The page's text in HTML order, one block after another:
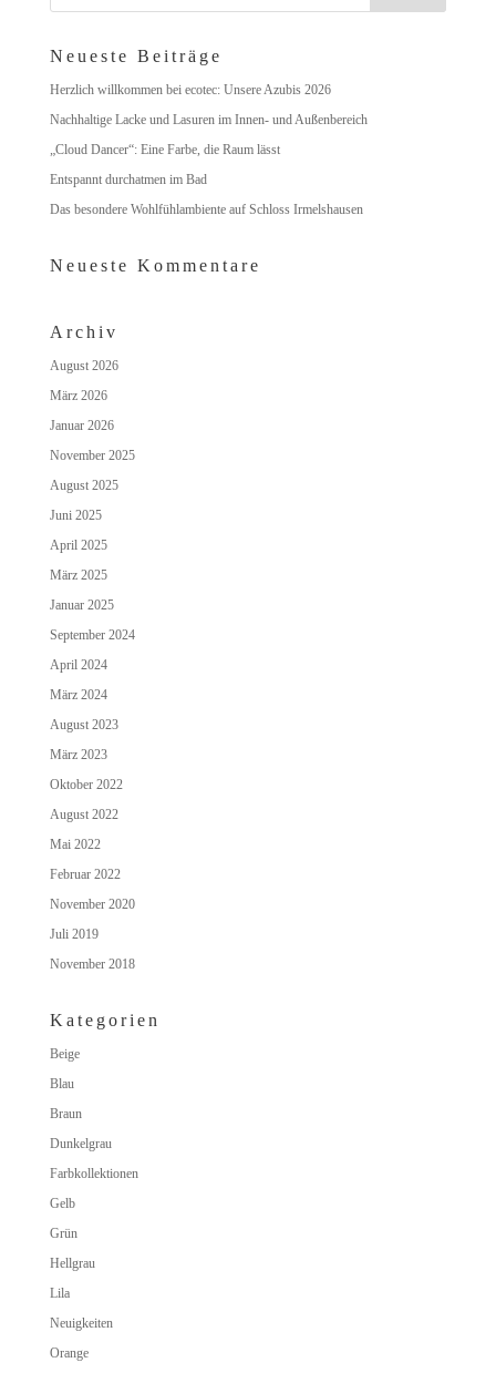
Neueste Beiträge
Herzlich willkommen bei ecotec: Unsere Azubis 2026
Nachhaltige Lacke und Lasuren im Innen- und Außenbereich
„Cloud Dancer“: Eine Farbe, die Raum lässt
Entspannt durchatmen im Bad
Das besondere Wohlfühlambiente auf Schloss Irmelshausen
Neueste Kommentare
Archiv
August 2026
März 2026
Januar 2026
November 2025
August 2025
Juni 2025
April 2025
März 2025
Januar 2025
September 2024
April 2024
März 2024
August 2023
März 2023
Oktober 2022
August 2022
Mai 2022
Februar 2022
November 2020
Juli 2019
November 2018
Kategorien
Beige
Blau
Braun
Dunkelgrau
Farbkollektionen
Gelb
Grün
Hellgrau
Lila
Neuigkeiten
Orange